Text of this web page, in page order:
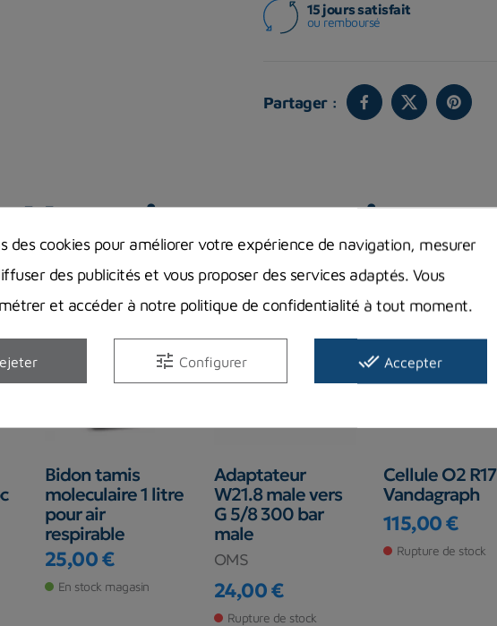
15 jours satisfait
ou remboursé
Partager :
Vous aimerez aussi
Bidon tamis
moleculaire 1 litre
pour air
respirable
Prix
25,00 €
En stock magasin
Adaptateur
W21.8 male vers
G 5/8 300 bar
male
OMS
Prix
24,00 €
Rupture de stock
Cellule O2 R17
Vandagraph
Prix
115,00 €
Rupture de stock
des cookies pour améliorer votre expérience de navigation, mesurer
des publicités et vous proposer des services adaptés. Vous
et accéder à notre politique de confidentialité à tout moment.
tune Configurer done_all Accepter